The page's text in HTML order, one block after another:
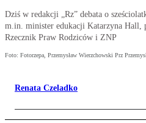
Dziś w redakcji „Rz” debata o
m.in. minister edukacji Katarzyna Hall,
Rzecznik Praw Rodziców i ZNP
Foto: Fotorzepa, Przemysław Wierzchowski Prz
Renata Czeladko